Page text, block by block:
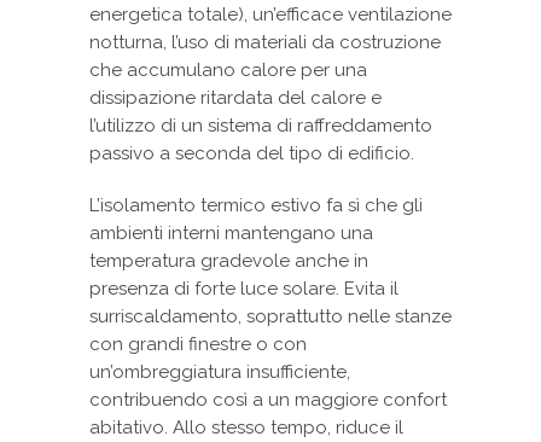
energetica totale), un’efficace ventilazione
notturna, l’uso di materiali da costruzione
che accumulano calore per una
dissipazione ritardata del calore e
l’utilizzo di un sistema di raffreddamento
passivo a seconda del tipo di edificio.
L’isolamento termico estivo fa sì che gli
ambienti interni mantengano una
temperatura gradevole anche in
presenza di forte luce solare. Evita il
surriscaldamento, soprattutto nelle stanze
con grandi finestre o con
un’ombreggiatura insufficiente,
contribuendo così a un maggiore confort
abitativo. Allo stesso tempo, riduce il